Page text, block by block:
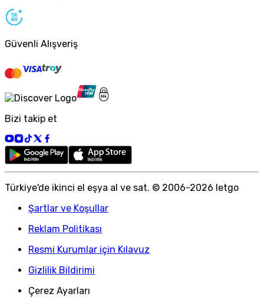
Güvenli Alışveriş
Bizi takip et
Türkiye'de ikinci el eşya al ve sat. © 2006-2026 letgo
Şartlar ve Koşullar
Reklam Politikası
Resmi Kurumlar için Kılavuz
Gizlilik Bildirimi
Çerez Ayarları